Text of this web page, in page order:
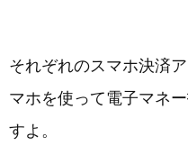
それぞれのスマホ決済
マホを使って電子マネ
すよ。